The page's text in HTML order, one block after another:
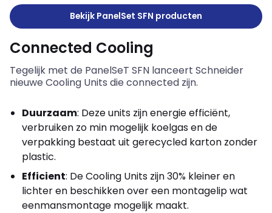
Bekijk PanelSet SFN producten
Connected Cooling
Tegelijk met de PanelSeT SFN lanceert Schneider
nieuwe Cooling Units die connected zijn.
Duurzaam: Deze units zijn energie efficiënt,
verbruiken zo min mogelijk koelgas en de
verpakking bestaat uit gerecycled karton zonder
plastic.
Efficient: De Cooling Units zijn 30% kleiner en
lichter en beschikken over een montagelip wat
eenmansmontage mogelijk maakt.